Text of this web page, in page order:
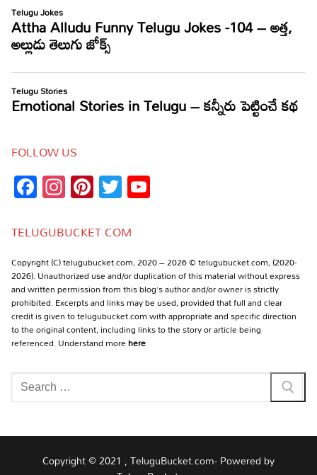
FOLLOW US
Facebook
Instagram
Pinterest
Twitter
TELUGUBUCKET.COM
Copyright (C) telugubucket.com, 2020 – 2026 © telugubucket.com, (2020-
2026). Unauthorized use and/or duplication of this material without express
and written permission from this blog’s author and/or owner is strictly
prohibited. Excerpts and links may be used, provided that full and clear
credit is given to telugubucket.com with appropriate and specific direction
to the original content, including links to the story or article being
referenced. Understand morehere
Search
for:
Copyright © 2021 , TeluguBucket.com- Powered by